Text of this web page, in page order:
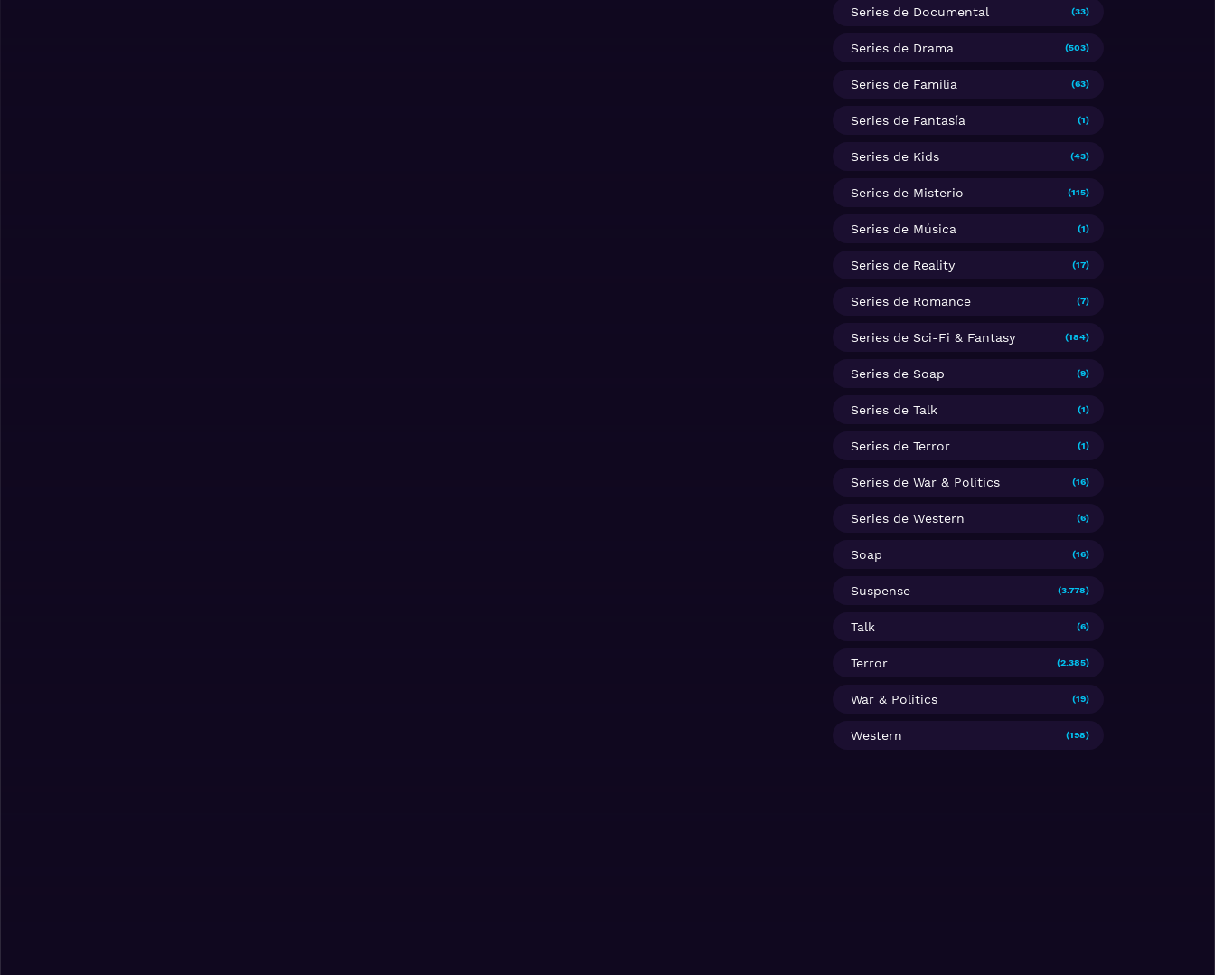
Series de Documental (33)
Series de Drama (503)
Series de Familia (63)
Series de Fantasía (1)
Series de Kids (43)
Series de Misterio (115)
Series de Música (1)
Series de Reality (17)
Series de Romance (7)
Series de Sci-Fi & Fantasy (184)
Series de Soap (9)
Series de Talk (1)
Series de Terror (1)
Series de War & Politics (16)
Series de Western (6)
Soap (16)
Suspense (3.778)
Talk (6)
Terror (2.385)
War & Politics (19)
Western (198)